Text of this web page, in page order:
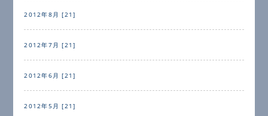
2012年8月 [21]
2012年7月 [21]
2012年6月 [21]
2012年5月 [21]